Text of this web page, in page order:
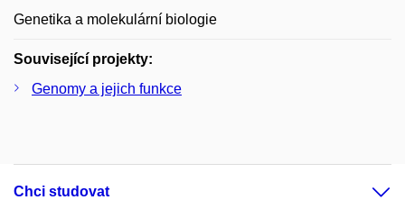
Genetika a molekulární biologie
Související projekty:
Genomy a jejich funkce
Chci studovat